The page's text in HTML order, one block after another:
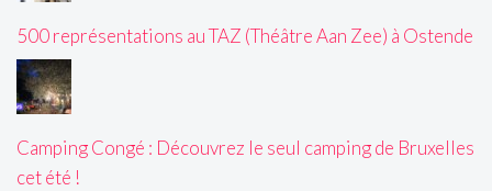
500 représentations au TAZ (Théâtre Aan Zee) à Ostende
Camping Congé : Découvrez le seul camping de Bruxelles
cet été !